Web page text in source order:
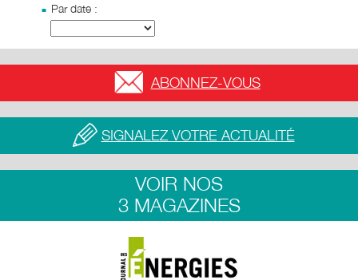
Par date :
ABONNEZ-VOUS
SIGNALEZ VOTRE ACTUALITÉ
VOIR NOS
3 MAGAZINES